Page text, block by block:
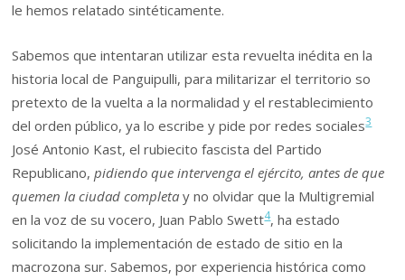
le hemos relatado sintéticamente.
Sabemos que intentaran utilizar esta revuelta inédita en la
historia local de Panguipulli, para militarizar el territorio so
pretexto de la vuelta a la normalidad y el restablecimiento
del orden público, ya lo escribe y pide por redes sociales3
José Antonio Kast, el rubiecito fascista del Partido
Republicano,pidiendo que intervenga el ejército, antes de que
quemen la ciudad completay no olvidar que la Multigremial
en la voz de su vocero, Juan Pablo Swett4, ha estado
solicitando la implementación de estado de sitio en la
macrozona sur. Sabemos, por experiencia histórica como